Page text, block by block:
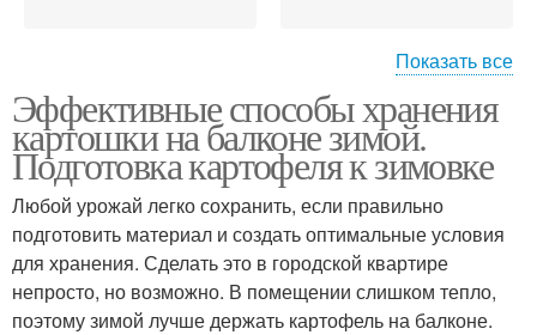
Самодельный ящик
Показать все
Эффективные способы хранения
картошки на балконе зимой.
Подготовка картофеля к зимовке
Любой урожай легко сохранить, если правильно
подготовить материал и создать оптимальные условия
для хранения. Сделать это в городской квартире
непросто, но возможно. В помещении слишком тепло,
поэтому зимой лучше держать картофель на балконе.